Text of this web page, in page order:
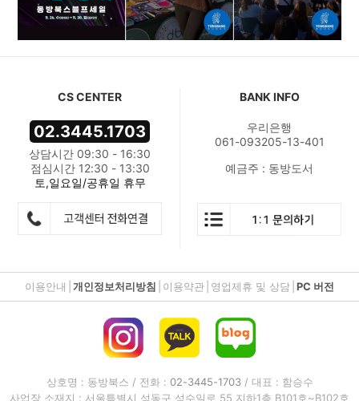
CS CENTER
02.3445.1703
상담시간 09:30 - 16:30
점심시간 12:30 - 13:30
토,일요일/공휴일 휴무
BANK INFO
우리은행
061-093205-13-401
예금주 : 동방도서
이용안내 개인정보처리방침 이용약관 영업제휴 및 상담 PC 버전
상호명 : 동방북스 / 전화 : 02-3445-1703/ 대표 : 함승수
사업장 소재지 : 서울특별시 성동구 성수일로 55 지하1층 B101호~B102호